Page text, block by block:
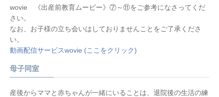
wovie 《出産前教育ムービー》⑦～⑪をご参考になさってくだ
さい。
なお、お子様の立ち会いはしておりませんことをご了承くださ
い。
動画配信サービスwovie (ここをクリック)
母子同室
産後からママと赤ちゃんが一緒にいることは、退院後の生活の練